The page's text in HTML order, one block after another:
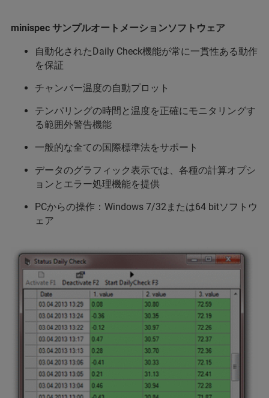
minispec サンプルオートメーションソフトウェア
自動化されたDaily Check機能が常に一貫性ある動作
を保証
チャンバー温度の自動プロット
テンパリングの時間と温度を正確にモニタリングす
る範囲外警告機能
一般的な全ての国際標準法をサポート
データのグラフィック表示では、各種の計算オプシ
ョンとエラー処理機能を提供
PCからの操作：Windows 7/32または64 bitソフトウ
ェア